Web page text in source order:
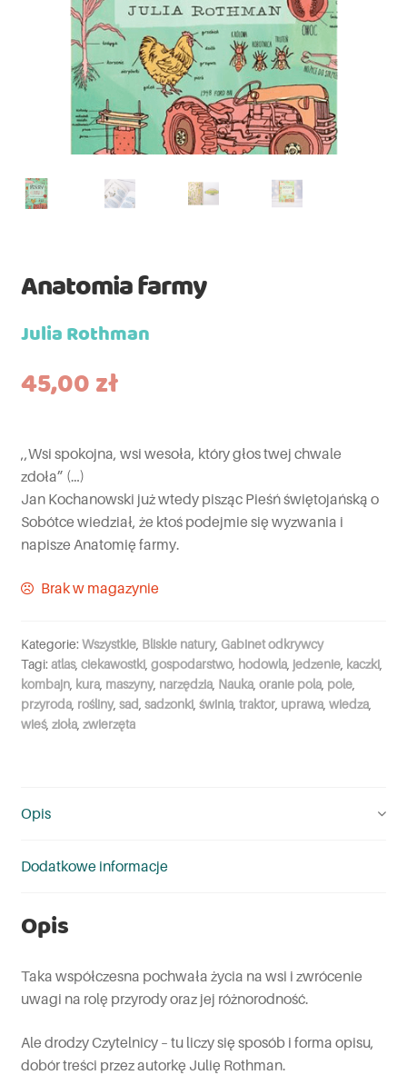
Anatomia farmy
Julia Rothman
45,00zł
,,Wsi spokojna, wsi wesoła, który głos twej chwale
zdoła” (…)
Jan Kochanowski już wtedy pisząc Pieśń świętojańską o
Sobótce wiedział, że ktoś podejmie się wyzwania i
napisze Anatomię farmy.
Brak w magazynie
Kategorie: Wszystkie, Bliskie natury, Gabinet odkrywcy
Tagi: atlas, ciekawostki, gospodarstwo, hodowla, jedzenie, kaczki,
kombajn, kura, maszyny, narzędzia, Nauka, oranie pola, pole,
przyroda, rośliny, sad sadzonki, świnia, traktor, uprawa, wiedza,
wieś, zioła, zwierzęta
Opis
Dodatkowe informacje
Opis
Taka współczesna pochwała życia na wsi i zwrócenie
uwagi na rolę przyrody oraz jej różnorodność.
Ale drodzy Czytelnicy – tu liczy się sposób i forma opisu,
dobór treści przez autorkę Julię Rothman.